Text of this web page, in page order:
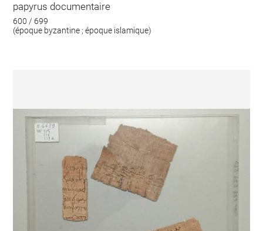
papyrus documentaire
600 / 699
(époque byzantine ; époque islamique)